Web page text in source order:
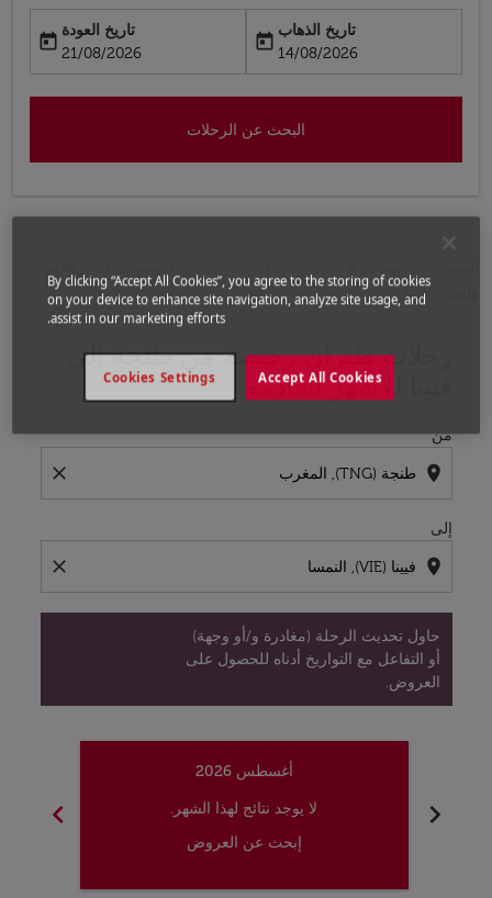
تاريخ الذهاب
fc-booking-departure-date-aria-label
14/08/2026
today
تاريخ العودة
fc-booking-return-date-aria-label
21/08/2026
today
البحث عن الرحلات
طنجة - فيينا
رحلات طيران رخيصة من طنجة إلى
فيينا للأشهر القادمة
من
location_on
close
إلى
location_on
close
حاول تحديث الرحلة (مغادرة و/أو وجهة)
أو التفاعل مع التواريخ أدناه للحصول على
العروض.
حاول تحديث الرحلة (مغادرة و/أو وجهة) أو التفاعل مع
chevron_left
أغسطس 2026
لا يوجد نتائج لهذا الشهر.
إبحث عن العروض
chevron_right
By clicking “Accept All Cookies”, you agree to the storing of cookies
on your device to enhance site navigation, analyze site usage, and
assist in our marketing efforts.
Accept All Cookies
Cookies Settings